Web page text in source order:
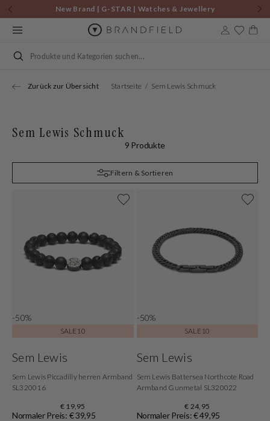
Zum
Inhalt
springen
New Brand | G-STAR | Watches & Jewellery
Suchen
Zurück zur Übersicht Startseite Sem Lewis Schmuck
Sem Lewis Schmuck
9 Produkte
Filtern & Sortieren
-50%
SALE10
Sem Lewis
Sem Lewis Piccadilly herren Armband
SL320016
€ 19,95
Normaler Preis: € 39,95
-50%
SALE10
Sem Lewis
Sem Lewis Battersea Northcote Road
Armband Gunmetal SL320022
€ 24,95
Normaler Preis: € 49,95